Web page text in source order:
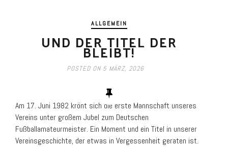
ALLGEMEIN
UND DER TITEL DER
BLEIBT!
POSTED ON 5 MÄRZ, 2026
Am 17. Juni 1982 krönt sich die erste Mannschaft unseres
Vereins unter großem Jubel zum Deutschen
Fußballamateurmeister. Ein Moment und ein Titel in unserer
Vereinsgeschichte, der etwas in Vergessenheit geraten ist.